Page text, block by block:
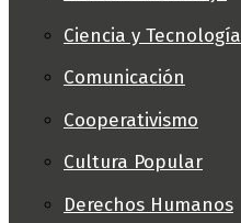
Ciencia y Tecnología
Comunicación
Cooperativismo
Cultura Popular
Derechos Humanos